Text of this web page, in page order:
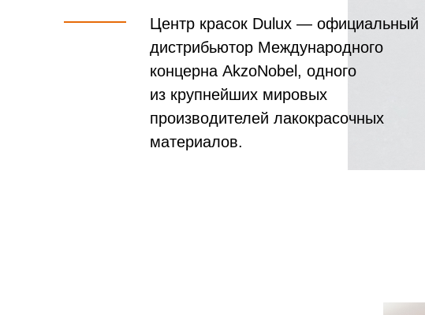
Центр красок Dulux — официальный
дистрибьютор Международного
концерна AkzoNobel, одного
из крупнейших мировых
производителей лакокрасочных
материалов.